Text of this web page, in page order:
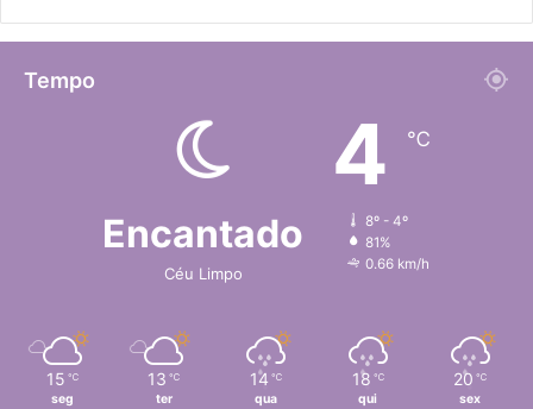
Tempo
Encantado
Céu Limpo
4 ℃
8º - 4º
81%
0.66 km/h
15 ℃
seg
13 ℃
ter
14 ℃
qua
18 ℃
qui
20 ℃
sex